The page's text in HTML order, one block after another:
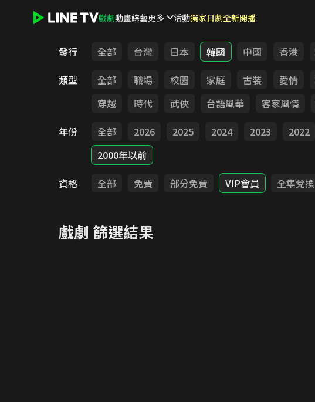
戲劇動畫綜藝更多 活動獨家日劇全新開播
發行 全部 台灣 日本 韓國 中國 香港
類型
全部 職場 校園 家庭 古裝 愛情
穿越
時代 武俠 台語風華 客家風情
年份
全部 2026 2025 2024 2023 2022
2000年以前
資格
全部 免費 部分免費 VIP會員 全集兌換
戲劇 篩選結果